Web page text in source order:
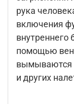
рука
включения
внутреннего
помощью
вымываются
и других